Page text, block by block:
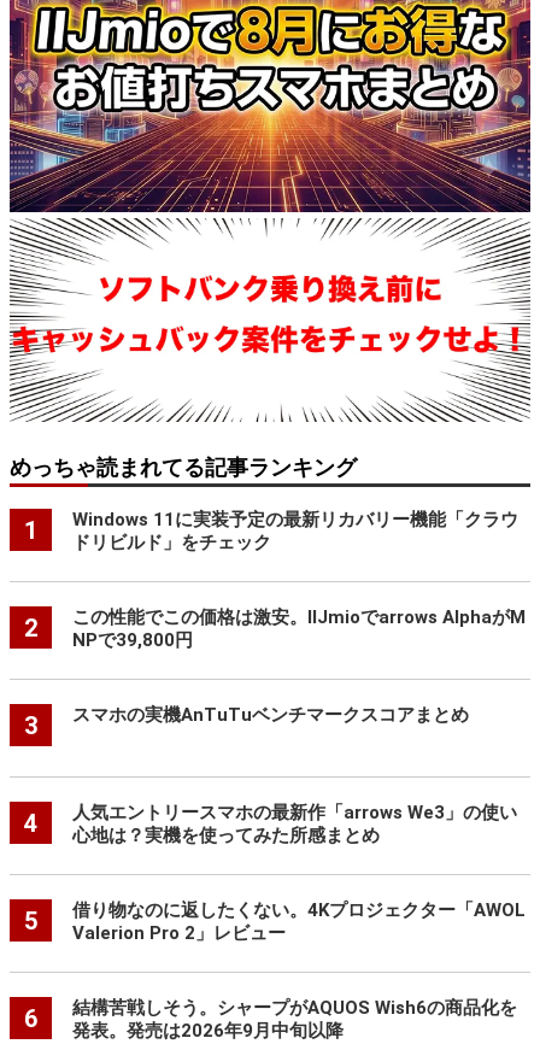
めっちゃ読まれてる記事ランキング
1
Windows 11に実装予定の最新リカバリー機能「クラウ
ドリビルド」をチェック
2
この性能でこの価格は激安。IIJmioでarrows AlphaがM
NPで39,800円
3 スマホの実機AnTuTuベンチマークスコアまとめ
4
人気エントリースマホの最新作「arrows We3」の使い
心地は？実機を使ってみた所感まとめ
5
借り物なのに返したくない。4Kプロジェクター「AWOL
Valerion Pro 2」レビュー
6
結構苦戦しそう。シャープがAQUOS Wish6の商品化を
発表。発売は2026年9月中旬以降